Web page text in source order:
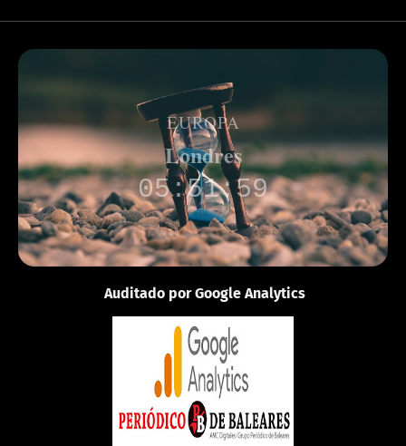
EUROPA
Londres
05:51:59
Auditado por Google Analytics